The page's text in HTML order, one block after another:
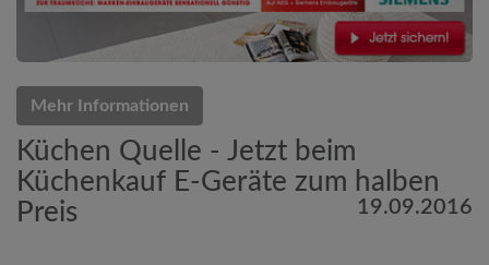
Mehr Informationen
Küchen Quelle - Jetzt beim
Küchenkauf E-Geräte zum halben
Preis
19.09.2016